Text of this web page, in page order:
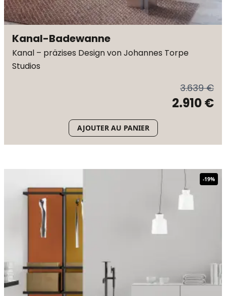
Kanal-Badewanne
Kanal – präzises Design von Johannes Torpe
Studios
3.639 €
2.910 €
AJOUTER AU PANIER
-19%